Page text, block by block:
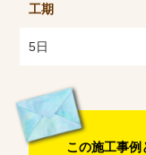
工期
5日
この施工事例